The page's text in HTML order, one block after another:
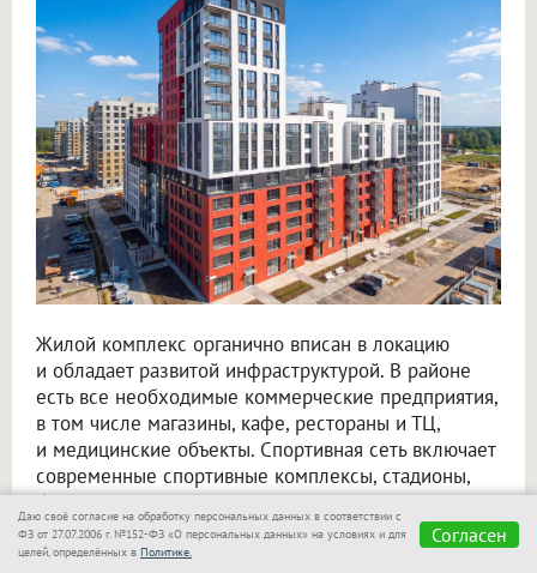
Жилой комплекс органично вписан в локацию
и обладает развитой инфраструктурой. В районе
есть все необходимые коммерческие предприятия,
в том числе магазины, кафе, рестораны и ТЦ,
и медицинские объекты. Спортивная сеть включает
современные спортивные комплексы, стадионы,
бассейны и фитнес-залы, а в парке есть
оздоровительная тропа, благоустроенная зона
водных развлечений с пляжем и даже собственный
Даю своё согласие на обработку персональных данных в соответствии с
ФЗ от 27.07.2006 г. №152-ФЗ «О персональных данных» на условиях и для
целей, определённых в Политике.
Согласен